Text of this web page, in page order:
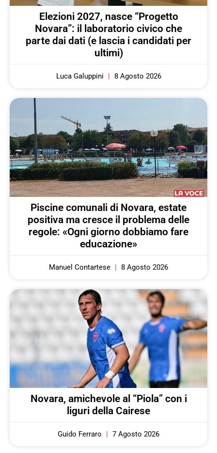
Elezioni 2027, nasce “Progetto
Novara”: il laboratorio civico che
parte dai dati (e lascia i candidati per
ultimi)
Luca Galuppini 8 Agosto 2026
Piscine comunali di Novara, estate
positiva ma cresce il problema delle
regole: «Ogni giorno dobbiamo fare
educazione»
Manuel Contartese 8 Agosto 2026
Novara, amichevole al “Piola” con i
liguri della Cairese
Guido Ferraro 7 Agosto 2026